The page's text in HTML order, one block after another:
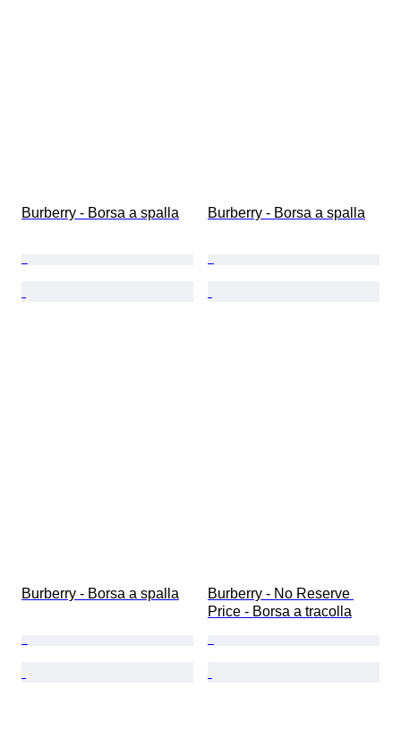
Burberry - Borsa a spalla Burberry - Borsa a spalla
Burberry - Borsa a spalla
Burberry - No Reserve
Price - Borsa a tracolla